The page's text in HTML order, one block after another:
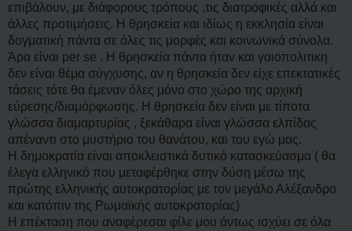
έ
ν
δ
η
μ
ο
σ
ί
ε
υ
η
επιβάλουν, με διάφορους τρόπους ,τις διατροφικές αλλά και
άλλες προτιμήσεις. Η θρησκεία και ιδίως η εκκλησία είναι
δογματική πάντα σε όλες τις μορφές και κοινωνικά σύνολα.
Άρα είναι per se . Η θρησκεία πάντα ήταν και γαιοπολιτικη
δεν είναι θέμα σύγχυσης, αν η θρησκεία δεν είχε επεκτατικές
τάσεις τότε θα έμεναν όλες μόνο στο χώρο της αρχική
εύρεσης/διαμόρφωσης. Η θρησκεία δεν είναι με τίποτα
γλώσσα διαμαρτυρίας , ξεκάθαρα είναι γλώσσα ελπίδας
απέναντι στο μυστήριο του θανάτου, και του εγώ μας.
Η δημοκρατία είναι αποκλειστικά δυτικό κατασκεύασμα ( θα
έλεγα ελληνικό που μεταφέρθηκε στην δύση μέσω της
πρώτης ελληνικής αυτοκρατορίας με τον μεγάλο Αλέξανδρο
και κατόπιν της Ρωμαϊκής αυτοκρατορίας)
Η επέκταση που αναφέρεσαι φίλε μου όντως ισχύει σε όλα